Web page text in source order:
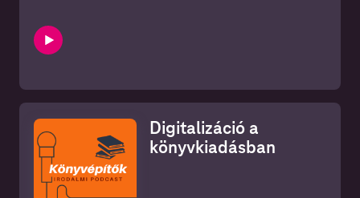
Digitalizáció a
könyvkiadásban